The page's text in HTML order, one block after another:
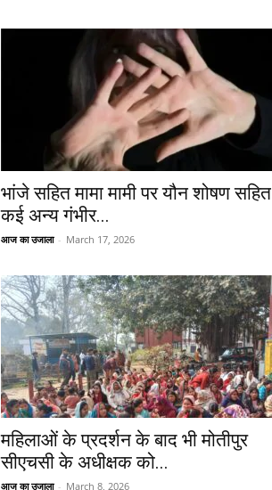
भांजे सहित मामा मामी पर यौन शोषण सहित
कई अन्य गंभीर...
आज का उजाला - March 17, 2026
महिलाओं के प्रदर्शन के बाद भी मोतीपुर
सीएचसी के अधीक्षक को...
आज का उजाला - March 8, 2026